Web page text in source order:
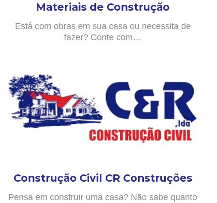
Materiais de Construção
Está com obras em sua casa ou necessita de
fazer? Conte com…
Construção Civil CR Construções
Pensa em construir uma casa? Não sabe quanto